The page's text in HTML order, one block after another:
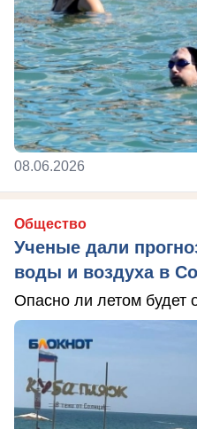
08.06.2026
Общество
Ученые дали
воды и воздуха в
Опасно ли летом будет